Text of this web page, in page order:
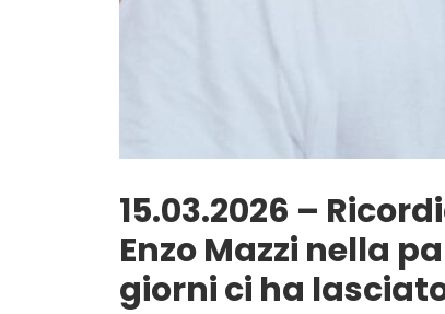
15.03.2026 –
Enzo Mazzi nella
giorni ci ha